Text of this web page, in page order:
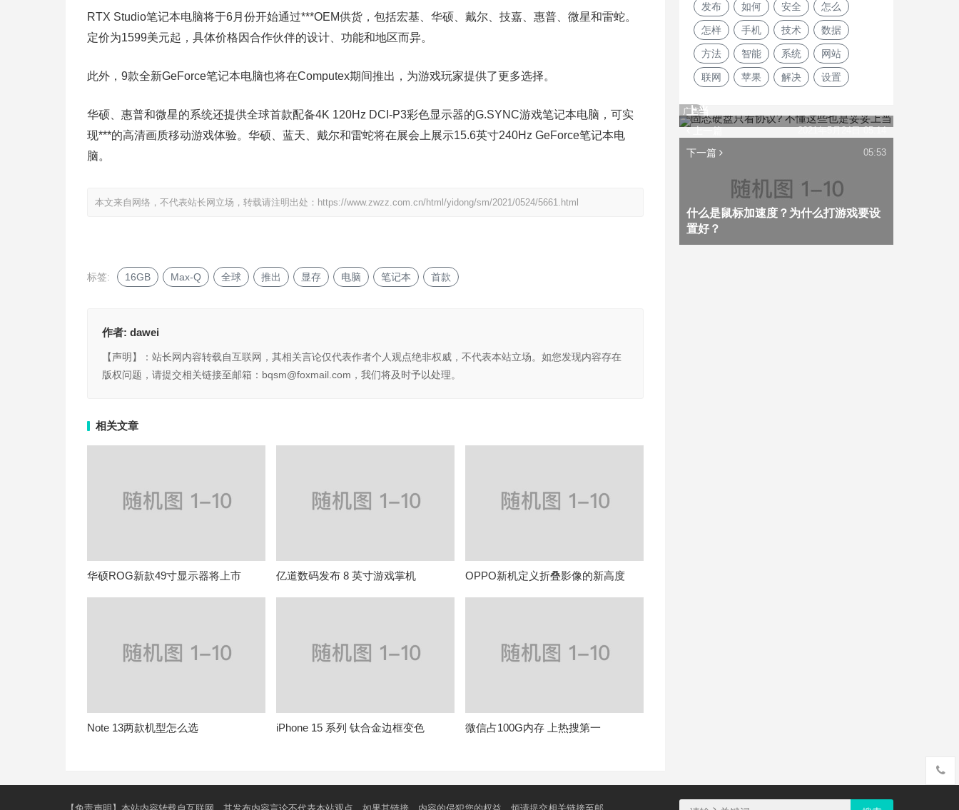
RTX Studio笔记本电脑将于6月份开始通过***OEM供货，包括宏基、华硕、戴尔、技嘉、惠普、微星和雷蛇。
定价为1599美元起，具体价格因合作伙伴的设计、功能和地区而异。
此外，9款全新GeForce笔记本电脑也将在Computex期间推出，为游戏玩家提供了更多选择。
华硕、惠普和微星的系统还提供全球首款配备4K 120Hz DCI-P3彩色显示器的G.SYNC游戏笔记本电脑，可实
现***的高清画质移动游戏体验。华硕、蓝天、戴尔和雷蛇将在展会上展示15.6英寸240Hz GeForce笔记本电
脑。
本文来自网络，不代表站长网立场，转载请注明出处： https://www.zwzz.com.cn/html/yidong/sm/2021/0524/5661.html
标签: 16GB Max-Q 全球 推出 显存 电脑 笔记本 首款
作者: dawei
【声明】：站长网内容转载自互联网，其相关言论仅代表作者个人观点绝非权威，不代表本站立场。如您发现内容存在
版权问题，请提交相关链接至邮箱：bqsm@foxmail.com，我们将及时予以处理。
相关文章
华硕ROG新款49寸显示器将上市 亿道数码发布 8 英寸游戏掌机 OPPO新机定义折叠影像的新高度
Note 13两款机型怎么选 iPhone 15 系列 钛合金边框变色 微信占100G内存 上热搜第一
发布 如何 安全 怎么
怎样 手机 技术 数据
方法 智能 系统 网站
联网 苹果 解决 设置
广告
上一篇
上当
2021年5月24日 05:14
下一篇
什么是鼠标加速度？为什么打游戏要设
置好？
05:53